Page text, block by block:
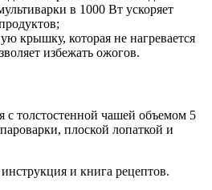
в 1000 Вт ускоряет
крышку, которая не нагревается
избежать ожогов.
с толстостенной чашей объемом 5
плоской лопаткой и
и книга рецептов.